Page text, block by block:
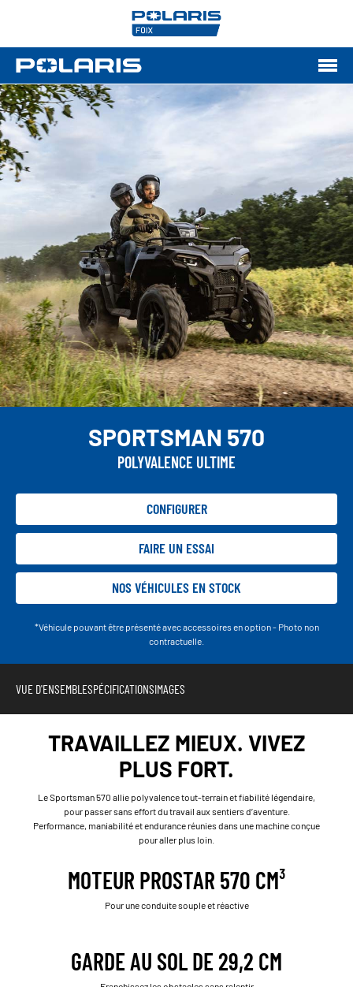
SPORTSMAN 570
POLYVALENCE ULTIME
CONFIGURER
FAIRE UN ESSAI
NOS VÉHICULES EN STOCK
*Véhicule pouvant être présenté avec accessoires en option - Photo non
contractuelle.
VUE D'ENSEMBLESPÉCIFICATIONSIMAGES
TRAVAILLEZ MIEUX. VIVEZ
PLUS FORT.
Le Sportsman 570 allie polyvalence tout-terrain et fiabilité légendaire,
pour passer sans effort du travail aux sentiers d’aventure.
Performance, maniabilité et endurance réunies dans une machine conçue
pour aller plus loin.
MOTEUR PROSTAR 570 CM³
Pour une conduite souple et réactive
GARDE AU SOL DE 29,2 CM